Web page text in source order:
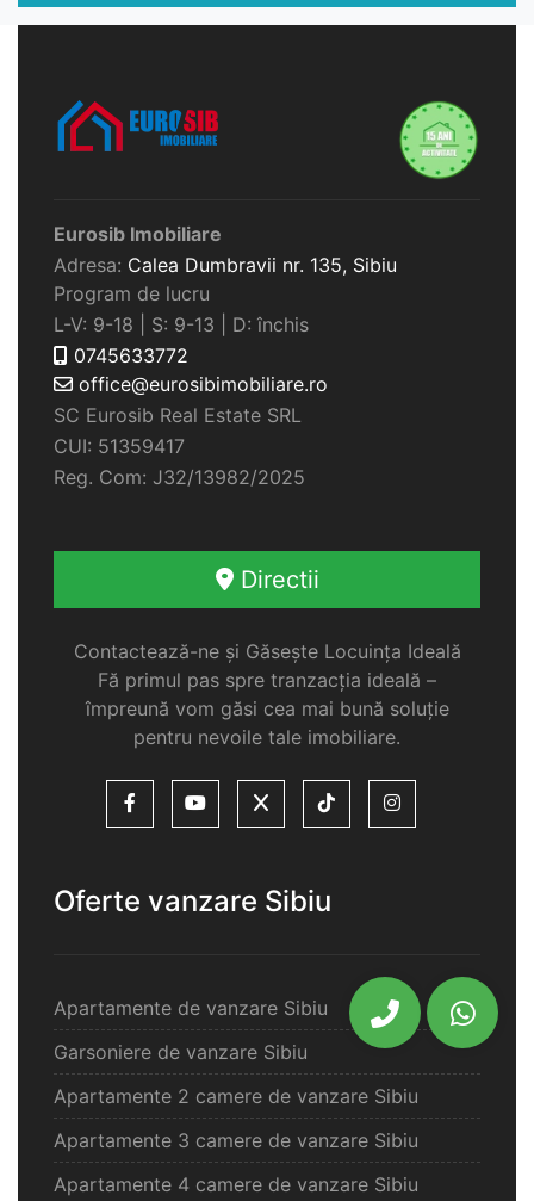
Eurosib Imobiliare
Adresa: Calea Dumbravii nr. 135, Sibiu
Program de lucru
L-V: 9-18 | S: 9-13 | D: închis
0745633772
office@eurosibimobiliare.ro
SC Eurosib Real Estate SRL
CUI: 51359417
Reg. Com: J32/13982/2025
Directii
Contactează-ne și Găsește Locuința Ideală
Fă primul pas spre tranzacția ideală –
împreună vom găsi cea mai bună soluție
pentru nevoile tale imobiliare.
Oferte vanzare Sibiu
Apartamente de vanzare Sibiu
Garsoniere de vanzare Sibiu
Apartamente 2 camere de vanzare Sibiu
Apartamente 3 camere de vanzare Sibiu
Apartamente 4 camere de vanzare Sibiu